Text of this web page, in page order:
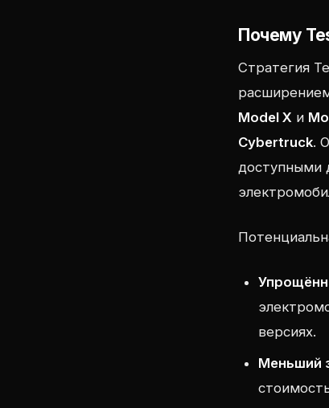
Почему
Стратегия
Model X и
Cybertruck.
доступными
версиях.
Меньший